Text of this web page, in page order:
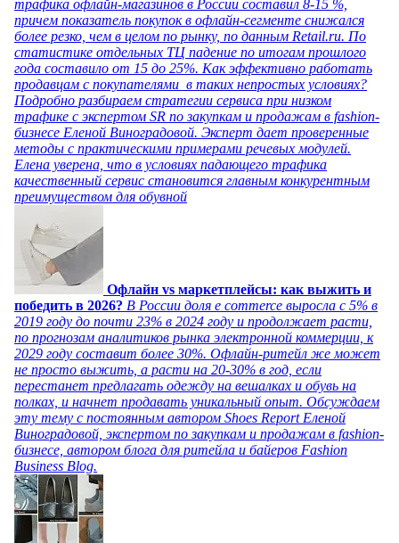
трафика офлайн-магазинов в России составил 8-15 %,
причем показатель покупок в офлайн-сегменте снижался
более резко, чем в целом по рынку, по данным Retail.ru. По
статистике отдельных ТЦ падение по итогам прошлого
года составило от 15 до 25%. Как эффективно работать
продавцам с покупателями в таких непростых условиях?
Подробно разбираем стратегии сервиса при низком
трафике с экспертом SR по закупкам и продажам в fashion-
бизнесе Еленой Виноградовой. Эксперт дает проверенные
методы с практическими примерами речевых модулей.
Елена уверена, что в условиях падающего трафика
качественный сервис становится главным конкурентным
преимуществом для обувной
Офлайн vs маркетплейсы: как выжить и
победить в 2026? В России доля e commerce выросла с 5% в
2019 году до почти 23% в 2024 году и продолжает расти,
по прогнозам аналитиков рынка электронной коммерции, к
2029 году составит более 30%. Офлайн-ритейл же может
не просто выжить, а расти на 20-30% в год, если
перестанет предлагать одежду на вешалках и обувь на
полках, и начнет продавать уникальный опыт. Обсуждаем
эту тему с постоянным автором Shoes Report Еленой
Виноградовой, экспертом по закупкам и продажам в fashion-
бизнесе, автором блога для ритейла и байеров Fashion
Business Blog.